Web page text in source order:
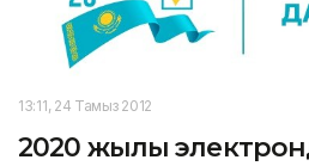
13:11, 24 Тамыз 2012
2020 жылы